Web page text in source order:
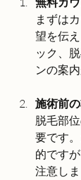
まずは
望を伝
ック、
ンの案
施術前
脱毛部
要です
的です
注意し